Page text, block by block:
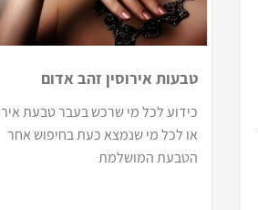
טבעות אירוסין זהב אדום
כידוע לכל מי שרכש בעבר טבעת
או לכל מי שנמצא כעת בחיפוש אחר
הטבעת המושלמת